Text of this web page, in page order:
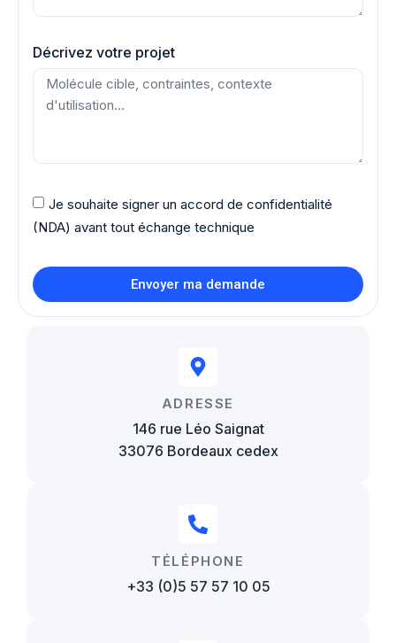
Décrivez votre projet
Je souhaite signer un accord de confidentialité
(NDA) avant tout échange technique
Envoyer ma demande
ADRESSE
146 rue Léo Saignat
33076 Bordeaux cedex
TÉLÉPHONE
+33 (0)5 57 57 10 05